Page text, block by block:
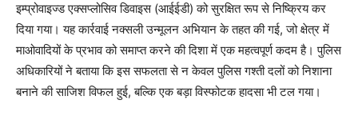
इम्प्रोवाइज्ड एक्सप्लोसिव डिवाइस (आईईडी) को सुरक्षित रूप से निष्क्रिय कर
दिया गया। यह कार्रवाई नक्सली उन्मूलन अभियान के तहत की गई, जो क्षेत्र में
माओवादियों के प्रभाव को समाप्त करने की दिशा में एक महत्वपूर्ण कदम है। पुलिस
अधिकारियों ने बताया कि इस सफलता से न केवल पुलिस गश्ती दलों को निशाना
बनाने की साजिश विफल हुई, बल्कि एक बड़ा विस्फोटक हादसा भी टल गया।